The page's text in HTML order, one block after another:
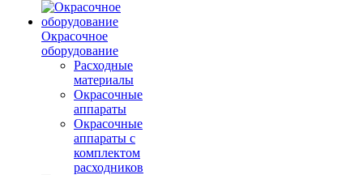
Окрасочное
оборудование
Расходные
материалы
Окрасочные
аппараты
Окрасочные
аппараты с
комплектом
расходников